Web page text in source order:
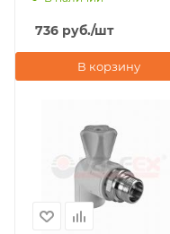
серый
736 руб./шт
В корзину